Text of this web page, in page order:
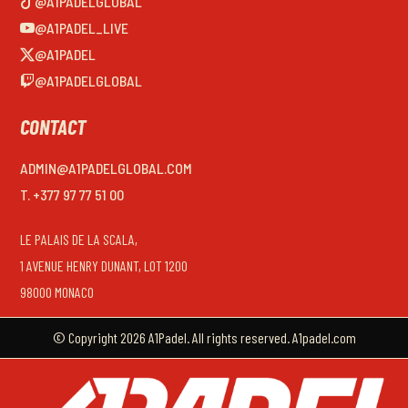
@A1PADEL_LIVE
@A1PADEL
@A1PADELGLOBAL
CONTACT
ADMIN@A1PADELGLOBAL.COM
T. +377 97 77 51 00
LE PALAIS DE LA SCALA,
1 AVENUE HENRY DUNANT, LOT 1200
98000 MONACO
© Copyright 2026 A1Padel. All rights reserved. A1padel.com